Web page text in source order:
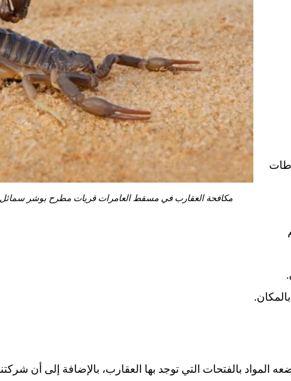
مكافحة العقارب في مسقط العامرات قريات مطرح بوشر سمائل
المواد بالفتحات التي توجد بها العقارب، بالإضافة إلى أن